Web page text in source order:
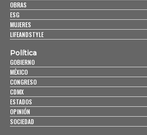
OBRAS
ESG
MUJERES
LIFEANDSTYLE
Política
GOBIERNO
MÉXICO
CONGRESO
CDMX
ESTADOS
OPINIÓN
SOCIEDAD